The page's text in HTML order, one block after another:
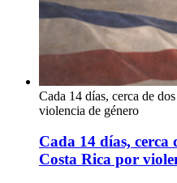
Cada 14 días, cerca de
violencia de género
Cada 14 días, cerca
Costa Rica por